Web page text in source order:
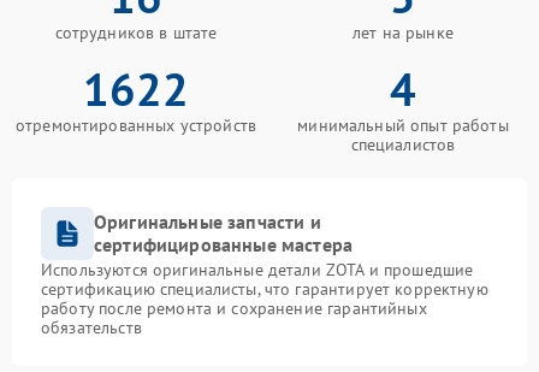
сотрудников в штате лет на рынке
1622
отремонтированных устройств
4
минимальный опыт работы
специалистов
Оригинальные запчасти и
сертифицированные мастера
Используются оригинальные детали ZOTA и прошедшие
сертификацию специалисты, что гарантирует корректную
работу после ремонта и сохранение гарантийных
обязательств